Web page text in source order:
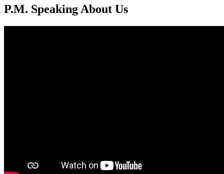
P.M. Speaking About Us